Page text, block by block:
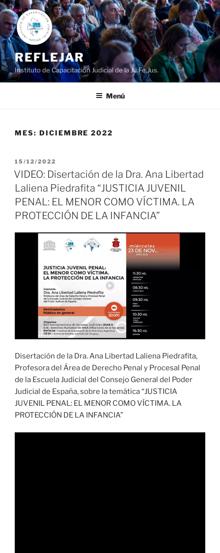
Ir
al
contenido
REFLEJAR
Instituto de Capacitación Judicial de la Ju.Fe.Jus.
Menú
MES: DICIEMBRE 2022
PUBLICADO
EL
15/12/2022
VIDEO: Disertación de la Dra. Ana Libertad
Laliena Piedrafita “JUSTICIA JUVENIL
PENAL: EL MENOR COMO VÍCTIMA. LA
PROTECCIÓN DE LA INFANCIA”
Disertación de la Dra. Ana Libertad Laliena Piedrafita,
Profesora del Área de Derecho Penal y Procesal Penal
de la Escuela Judicial del Consejo General del Poder
Judicial de España, sobre la temática “JUSTICIA
JUVENIL PENAL: EL MENOR COMO VÍCTIMA. LA
PROTECCIÓN DE LA INFANCIA”